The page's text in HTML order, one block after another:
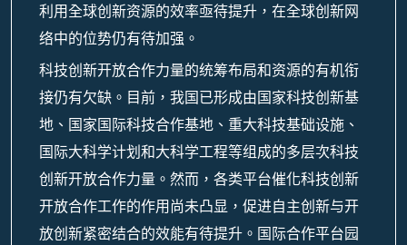
利用全球创新资源的效率亟待提升，在全球创新网
络中的位势仍有待加强。
科技创新开放合作力量的统筹布局和资源的有机衔
接仍有欠缺。目前，我国已形成由国家科技创新基
地、国家国际科技合作基地、重大科技基础设施、
国际大科学计划和大科学工程等组成的多层次科技
创新开放合作力量。然而，各类平台催化科技创新
开放合作工作的作用尚未凸显，促进自主创新与开
放创新紧密结合的效能有待提升。国际合作平台园